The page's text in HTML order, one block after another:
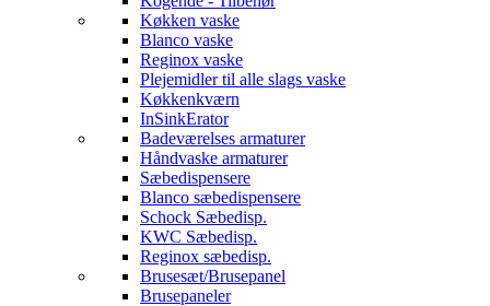
Køkken vaske
Blanco vaske
Reginox vaske
Plejemidler til alle slags vaske
Køkkenkværn
InSinkErator
Badeværelses armaturer
Håndvaske armaturer
Sæbedispensere
Blanco sæbedispensere
Schock Sæbedisp.
KWC Sæbedisp.
Reginox sæbedisp.
Brusesæt/Brusepanel
Brusepaneler